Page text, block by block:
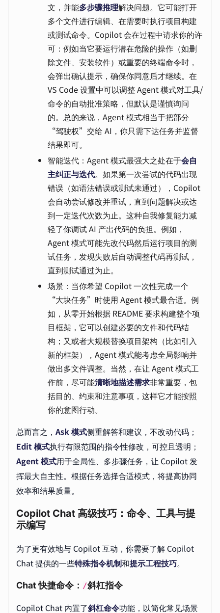
文，并能多步骤推理解决问题。它可能打开
多个文件进行编辑、在需要时执行项目构建
或测试命令。Copilot 会在过程中请求你的许
可：例如当它要运行潜在危险的操作（如删
除文件、安装软件）或重要的终端命令时，
会弹出确认提示，确保你同意后才继续。在
VS Code 设置中可以调整 Agent 模式对工具/
命令的自动批准策略，但默认是谨慎询问
的。总的来说，Agent 模式相当于把部分
“驾驶权”交给 AI，你只需下达任务并监督
结果即可。
智能迭代：Agent 模式最强大之处在于会自
主纠正与迭代。如果第一次尝试的代码出现
错误（如语法错误或测试未通过），Copilot
会自动尝试修改并重试，直到问题解决或达
到一定迭代次数为止。这种自我修复能力减
轻了你调试 AI 产出代码的负担。例如，
Agent 模式可能先改代码然后运行项目的测
试任务，发现失败后自动调整代码再测试，
直到测试通过为止。
场景：当你希望 Copilot 一次性完成一个
“大块任务”时使用 Agent 模式最合适。例
如，从零开始根据 README 要求构建整个项
目框架，它可以创建必要的文件和代码结
构；又或者大规模替换项目架构（比如引入
新的框架），Agent 模式能考虑全局影响并
做出多文件调整。当然，在让 Agent 模式工
作前，尽可能清晰地描述需求非常重要，包
括目的、约束和注意事项，这样它才能按照
你的意图行动。
总而言之， Ask 模式侧重解答和建议，不改动代码；
Edit 模式执行有限范围的指令性修改，可控且透明；
Agent 模式用于全局性、多步骤任务，让 Copilot 发
挥最大自主性。根据任务选择合适模式，将提高协同
效率和结果质量。
Copilot Chat 高级技巧：命令、工具与提
示编写
为了更有效地与 Copilot 互动，你需要了解 Copilot
Chat 提供的一些特殊指令机制和提示工程技巧。
Chat 快捷命令： /斜杠指令
Copilot Chat 内置了斜杠命令功能，以简化常见场景